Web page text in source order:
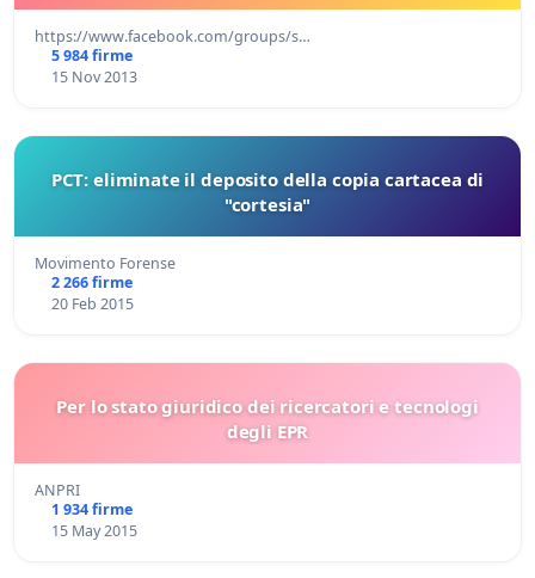
https://www.facebook.com/groups/s…
5 984 firme
15 Nov 2013
PCT: eliminate il deposito della copia cartacea di
"cortesia"
Movimento Forense
2 266 firme
20 Feb 2015
Per lo stato giuridico dei ricercatori e tecnologi
degli EPR
ANPRI
1 934 firme
15 May 2015